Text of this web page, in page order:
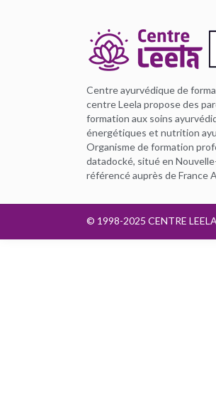
Centre ayurvédique de
centre Leela propose des
formation aux soins
énergétiques et nutrition
Organisme de formation
datadocké, situé en
référencé auprès de France
© 1998-2025 CENTRE